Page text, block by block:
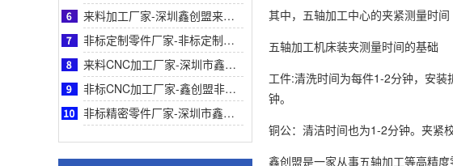
来料加工厂家-深圳鑫创盟来料加工厂家：专业化精密制造与一站式合作方案采购参考
非标定制零件厂家-非标定制零件厂家采购指南：鑫创盟机电技术有限公司全面深度专业分析
来料CNC加工厂家-深圳市鑫创盟来料CNC加工精度高速效率高品质稳定可靠专业厂家服务
非标CNC加工厂家-鑫创盟非标CNC加工：一站式专业高效精密定制解决复杂零件采购难题
非标精密零件厂家-深圳市鑫创盟机电技术有限公司非标精密零件采购指南—专业定制与高效
其中，五轴加工中心的夹紧测量时
五轴加工机床装夹测量时间的基础
工件:清洗时间为每件1-2分钟，安
钟。
铜公：清洁时间也为1-2分钟。夹紧
鑫创盟是一家从事五轴加工等高精